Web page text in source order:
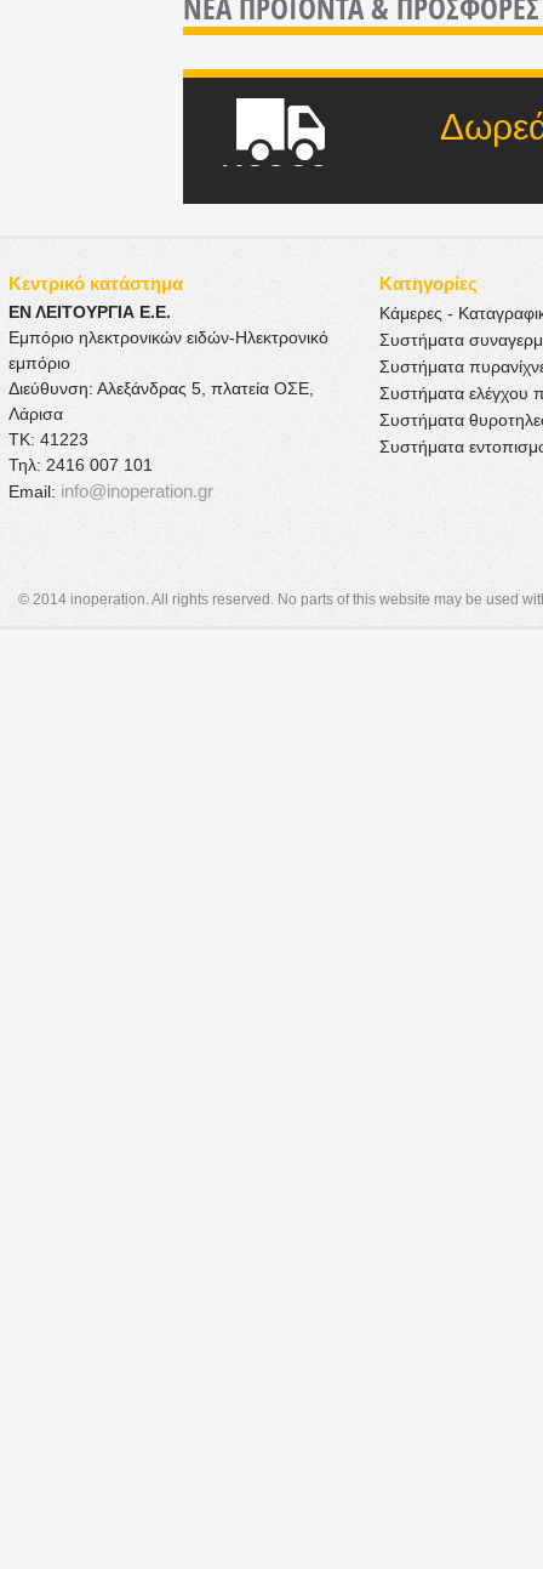
Δωρεάν
ποσού
Κεντρικό κατάστημα Κατηγορίες
ΕΝ ΛΕΙΤΟΥΡΓΙΑ Ε.Ε.
Εμπόριο ηλεκτρονικών ειδών-Ηλεκτρονικό
εμπόριο
Διεύθυνση: Αλεξάνδρας 5, πλατεία ΟΣΕ,
Λάρισα
ΤΚ: 41223
Τηλ: 2416 007 101
Email: info@inoperation.gr
Κάμερες -
Συστήματα
Συστήματα
Συστήματα ελέγχου
Συστήματα
Συστήματα
© 2014 inoperation. All rights reserved. No parts of this website may be used